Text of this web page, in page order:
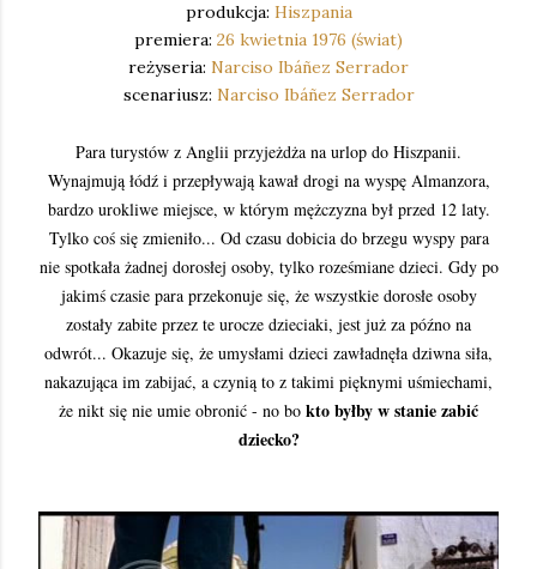
produkcja: Hiszpania
premiera: 26 kwietnia 1976 (świat)
reżyseria: Narciso Ibáñez Serrador
scenariusz: Narciso Ibáñez Serrador
Para turystów z Anglii przyjeżdża na urlop do Hiszpanii.
Wynajmują łódź i przepływają kawał drogi na wyspę Almanzora,
bardzo urokliwe miejsce, w którym mężczyzna był przed 12 laty.
Tylko coś się zmieniło... Od czasu dobicia do brzegu wyspy para
nie spotkała żadnej dorosłej osoby, tylko roześmiane dzieci. Gdy po
jakimś czasie para przekonuje się, że wszystkie dorosłe osoby
zostały zabite przez te urocze dzieciaki, jest już za późno na
odwrót... Okazuje się, że umysłami dzieci zawładnęła dziwna siła,
nakazująca im zabijać, a czynią to z takimi pięknymi uśmiechami,
że nikt się nie umie obronić - no bo kto byłby w stanie zabić
dziecko?